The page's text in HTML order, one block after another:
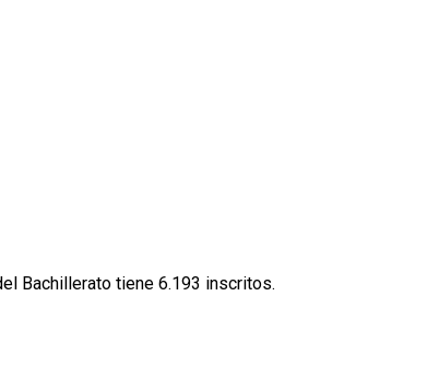
Bachillerato tiene 6.193 inscritos.